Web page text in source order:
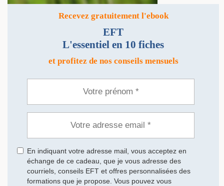
Recevez gratuitement l'ebook
EFT
L'essentiel en 10 fiches
et profitez de nos conseils mensuels
En indiquant votre adresse mail, vous acceptez en
échange de ce cadeau, que je vous adresse des
courriels, conseils EFT et offres personnalisées des
formations que je propose. Vous pouvez vous